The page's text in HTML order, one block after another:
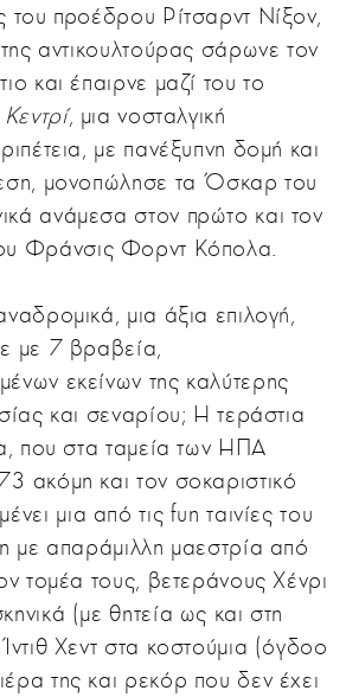
του προέδρου Ρίτσαρντ Νίξον,
αντικουλτούρας σάρωνε τον
και έπαιρνε μαζί του το
Κεντρί, μια νοσταλγική
με πανέξυπνη δομή και
μονοπώλησε τα Όσκαρ του
ανάμεσα στον πρώτο και τον
Φράνσις Φορντ Κόπολα.
μια άξια επιλογή,
με 7 βραβεία,
εκείνων της καλύτερης
και σεναρίου; Η τεράστια
που στα ταμεία των ΗΠΑ
ακόμη και τον σοκαριστικό
μια από τις fun ταινίες του
με απαράμιλλη μαεστρία από
τομέα τους, βετεράνους Χένρι
(με θητεία ως και στη
Χεντ στα κοστούμια (όγδοο
της και ρεκόρ που δεν έχει